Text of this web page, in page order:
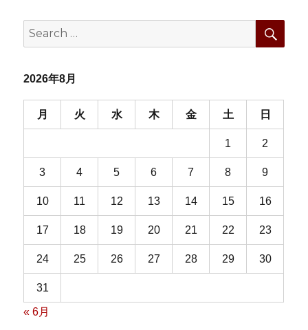
Search
for:
2026年8月
月 火 水 木 金 土 日
1 2
3 4 5 6 7 8 9
10 11 12 13 14 15 16
17 18 19 20 21 22 23
24 25 26 27 28 29 30
31
« 6月